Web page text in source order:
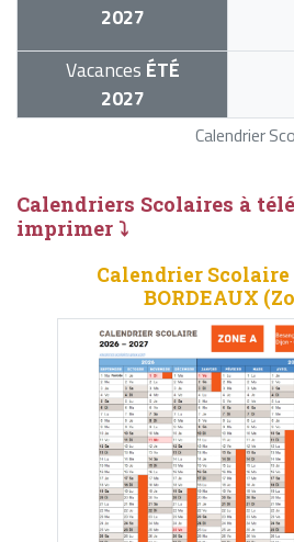
Calendrier
2027
Vacances ÉTÉ
2027
Calendriers Scolaires à
imprimer ⤵
Calendrier Scolaire
BORDEAUX